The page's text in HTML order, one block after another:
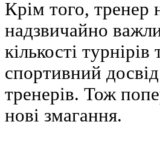
Крім того, тренер
надзвичайно
кількості
спортивний
тренерів. Тож
нові змагання.